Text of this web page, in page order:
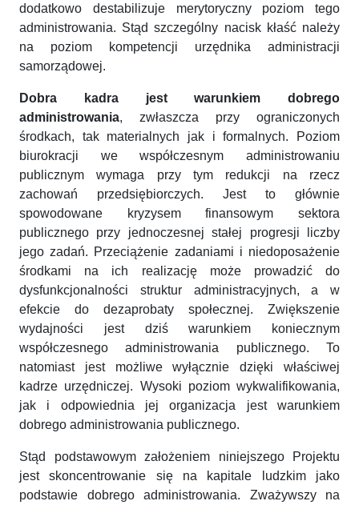
dodatkowo destabilizuje merytoryczny poziom tego
administrowania. Stąd szczególny nacisk kłaść należy
na poziom kompetencji urzędnika administracji
samorządowej.
Dobra kadra jest warunkiem dobrego
administrowania, zwłaszcza przy ograniczonych
środkach, tak materialnych jak i formalnych. Poziom
biurokracji we współczesnym administrowaniu
publicznym wymaga przy tym redukcji na rzecz
zachowań przedsiębiorczych. Jest to głównie
spowodowane kryzysem finansowym sektora
publicznego przy jednoczesnej stałej progresji liczby
jego zadań. Przeciążenie zadaniami i niedoposażenie
środkami na ich realizację może prowadzić do
dysfunkcjonalności struktur administracyjnych, a w
efekcie do dezaprobaty społecznej. Zwiększenie
wydajności jest dziś warunkiem koniecznym
współczesnego administrowania publicznego. To
natomiast jest możliwe wyłącznie dzięki właściwej
kadrze urzędniczej. Wysoki poziom wykwalifikowania,
jak i odpowiednia jej organizacja jest warunkiem
dobrego administrowania publicznego.
Stąd podstawowym założeniem niniejszego Projektu
jest skoncentrowanie się na kapitale ludzkim jako
podstawie dobrego administrowania. Zważywszy na